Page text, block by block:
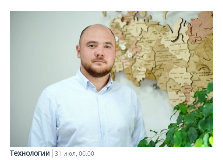
Технологии 31 июл, 00:00